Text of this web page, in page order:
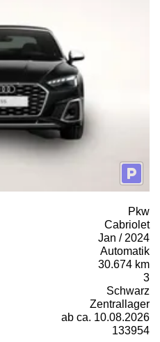
Pkw
Cabriolet
Jan / 2024
Automatik
30.674 km
3
Schwarz
Zentrallager
ab ca. 10.08.2026
133954